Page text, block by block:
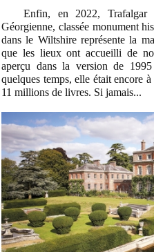
Enfin, en 2022, Trafalgar
Géorgienne, classée monument
dans le Wiltshire représente la
que les lieux ont accueilli de
aperçu dans la version de
quelques temps, elle était encore
11 millions de livres. Si jamais...